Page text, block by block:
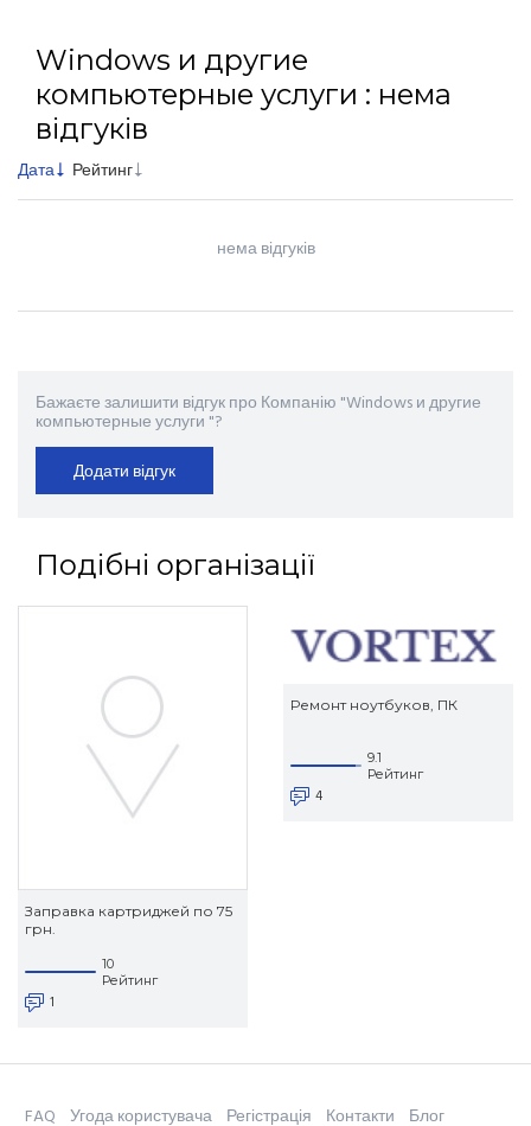
Windows и другие
компьютерные услуги : нема
відгуків
Дата Рейтинг
нема відгуків
Бажаєте залишити відгук про Компанію "Windows и другие
компьютерные услуги "?
Додати відгук
Подібні організації
Заправка картриджей по 75
грн.
10
Рейтинг
1
Ремонт ноутбуков, ПК
9.1
Рейтинг
4
FAQ Угода користувача Регістрація Контакти Блог